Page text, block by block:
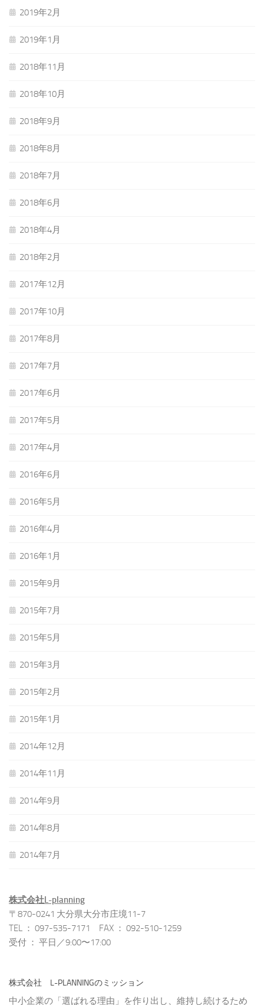
2019年2月
2019年1月
2018年11月
2018年10月
2018年9月
2018年8月
2018年7月
2018年6月
2018年4月
2018年2月
2017年12月
2017年10月
2017年8月
2017年7月
2017年6月
2017年5月
2017年4月
2016年6月
2016年5月
2016年4月
2016年1月
2015年9月
2015年7月
2015年5月
2015年3月
2015年2月
2015年1月
2014年12月
2014年11月
2014年9月
2014年8月
2014年7月
株式会社L-planning
〒870-0241 大分県大分市庄境11-7
TEL ： 097-535-7171 FAX ： 092-510-1259
受付 ： 平日／9:00〜17:00
株式会社 L-PLANNINGのミッション
中小企業の「選ばれる理由」を作り出し、維持し続けるため